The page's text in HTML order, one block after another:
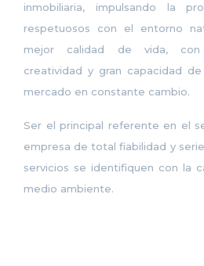
inmobiliaria, impulsando la
respetuosos con el entorno
mejor calidad de vida, con
creatividad y gran capacidad
mercado en constante cambio.
Ser el principal referente en el
empresa de total fiabilidad y
servicios se identifiquen con la
medio ambiente.